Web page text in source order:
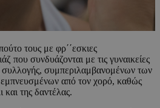
τους με φρ΄΄εσκιες
που συνδυάζονται με τις γυναικείες
συλλογής, συμπεριλαμβανομένων των
από τον χορό, καθώς
και της δαντέλας.